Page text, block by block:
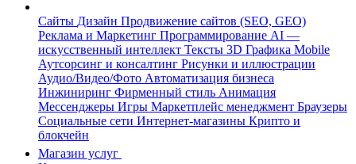
Сайты Дизайн Продвижение сайтов (SEO, GEO)
Реклама и Маркетинг Программирование AI —
искусственный интеллект Тексты 3D Графика Mobile
Аутсорсинг и консалтинг Рисунки и иллюстрации
Аудио/Видео/Фото Автоматизация бизнеса
Инжиниринг Фирменный стиль Анимация
Мессенджеры Игры Маркетплейс менеджмент Браузеры
Социальные сети Интернет-магазины Крипто и
блокчейн
Магазин услуг